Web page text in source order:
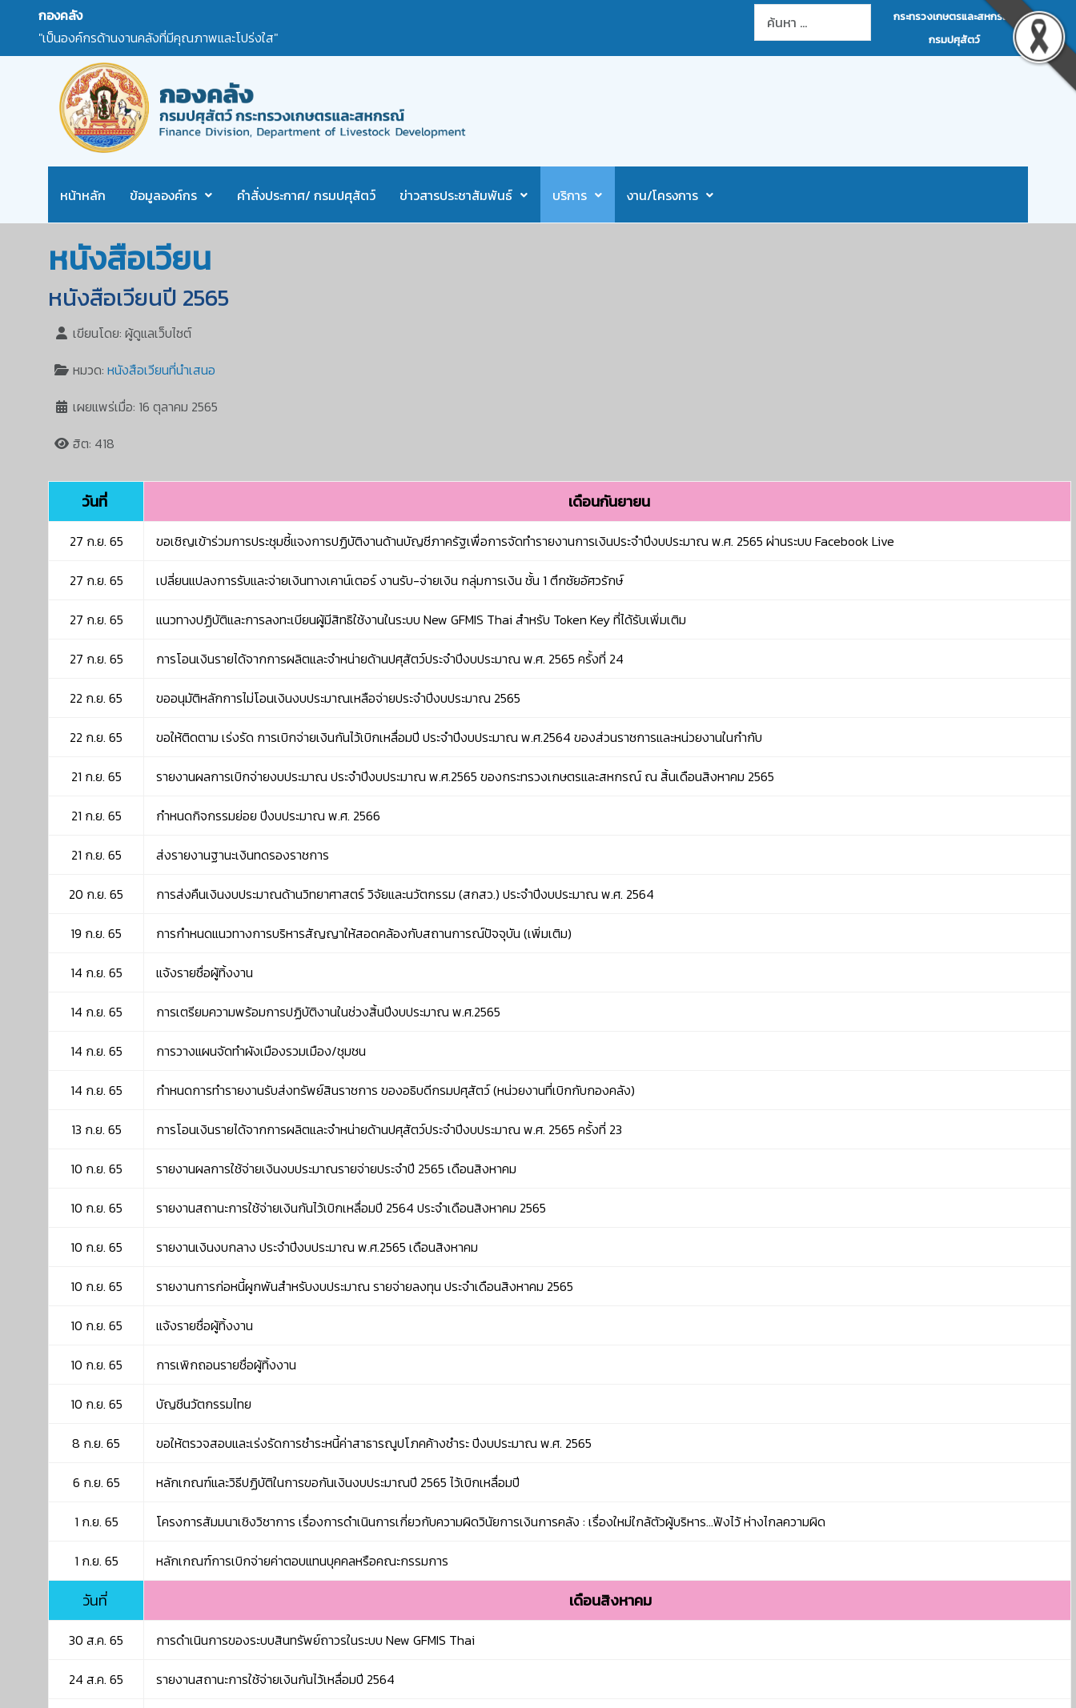
กองคลัง
"เป็นองค์กรด้านงานคลังที่มีคุณภาพและโปร่งใส"
การค้นหา
กระทรวงเกษตรและสหกรณ์
กรมปศุสัตว์
หน้าหลัก ข้อมูลองค์กร คำสั่งประกาศ/ กรมปศุสัตว์ ข่าวสารประชาสัมพันธ์ บริการ งาน/โครงการ
หนังสือเวียน
หนังสือเวียนปี 2565
เขียนโดย:ผู้ดูแลเว็บไซต์
หมวด:หนังสือเวียนที่นำเสนอ
เผยแพร่เมื่อ: 16 ตุลาคม 2565
ฮิต: 418
วันที่ เดือนกันยายน
27 ก.ย. 65 ขอเชิญเข้าร่วมการประชุมชี้แจงการปฏิบัติงานด้านบัญชีภาครัฐเพื่อการจัดทำรายงานการเงินประจำปีงบประมาณ พ.ศ. 2565 ผ่านระบบ Facebook Live
27 ก.ย. 65 เปลี่ยนแปลงการรับและจ่ายเงินทางเคาน์เตอร์ งานรับ-จ่ายเงิน กลุ่มการเงิน ชั้น 1 ตึกชัยอัศวรักษ์
27 ก.ย. 65 แนวทางปฏิบัติและการลงทะเบียนผู้มีสิทธิใช้งานในระบบ New GFMIS Thai สำหรับ Token Key ที่ได้รับเพิ่มเติม
27 ก.ย. 65 การโอนเงินรายได้จากการผลิตและจำหน่ายด้านปศุสัตว์ประจำปีงบประมาณ พ.ศ. 2565 ครั้งที่ 24
22 ก.ย. 65 ขออนุมัติหลักการไม่โอนเงินงบประมาณเหลือจ่ายประจำปีงบประมาณ 2565
22 ก.ย. 65 ขอให้ติดตาม เร่งรัด การเบิกจ่ายเงินกันไว้เบิกเหลื่อมปี ประจำปีงบประมาณ พ.ศ.2564 ของส่วนราชการและหน่วยงานในกำกับ
21 ก.ย. 65 รายงานผลการเบิกจ่ายงบประมาณ ประจำปีงบประมาณ พ.ศ.2565 ของกระทรวงเกษตรและสหกรณ์ ณ สิ้นเดือนสิงหาคม 2565
21 ก.ย. 65 กำหนดกิจกรรมย่อย ปีงบประมาณ พ.ศ. 2566
21 ก.ย. 65 ส่งรายงานฐานะเงินทดรองราชการ
20 ก.ย. 65 การส่งคืนเงินงบประมาณด้านวิทยาศาสตร์ วิจัยและนวัตกรรม (สกสว.) ประจำปีงบประมาณ พ.ศ. 2564
19 ก.ย. 65 การกำหนดแนวทางการบริหารสัญญาให้สอดคล้องกับสถานการณ์ปัจจุบัน (เพิ่มเติม)
14 ก.ย. 65 แจ้งรายชื่อผู้ทิ้งงาน
14 ก.ย. 65 การเตรียมความพร้อมการปฏิบัติงานในช่วงสิ้นปีงบประมาณ พ.ศ.2565
14 ก.ย. 65 การวางแผนจัดทำผังเมืองรวมเมือง/ชุมชน
14 ก.ย. 65 กำหนดการทำรายงานรับส่งทรัพย์สินราชการ ของอธิบดีกรมปศุสัตว์ (หน่วยงานที่เบิกกับกองคลัง)
13 ก.ย. 65 การโอนเงินรายได้จากการผลิตและจำหน่ายด้านปศุสัตว์ประจำปีงบประมาณ พ.ศ. 2565 ครั้งที่ 23
10 ก.ย. 65 รายงานผลการใช้จ่ายเงินงบประมาณรายจ่ายประจำปี 2565 เดือนสิงหาคม
10 ก.ย. 65 รายงานสถานะการใช้จ่ายเงินกันไว้เบิกเหลื่อมปี 2564 ประจำเดือนสิงหาคม 2565
10 ก.ย. 65 รายงานเงินงบกลาง ประจำปีงบประมาณ พ.ศ.2565 เดือนสิงหาคม
10 ก.ย. 65 รายงานการก่อหนี้ผูกพันสำหรับงบประมาณ รายจ่ายลงทุน ประจำเดือนสิงหาคม 2565
10 ก.ย. 65 แจ้งรายชื่อผู้ทิ้งงาน
10 ก.ย. 65 การเพิกถอนรายชื่อผู้ทิ้งงาน
10 ก.ย. 65 บัญชีนวัตกรรมไทย
8 ก.ย. 65 ขอให้ตรวจสอบและเร่งรัดการชำระหนี้ค่าสาธารณูปโภคค้างชำระ ปีงบประมาณ พ.ศ. 2565
6 ก.ย. 65 หลักเกณฑ์และวิธีปฏิบัติในการขอกันเงินงบประมาณปี 2565 ไว้เบิกเหลื่อมปี
1 ก.ย. 65 โครงการสัมมนาเชิงวิชาการ เรื่องการดำเนินการเกี่ยวกับความผิดวินัยการเงินการคลัง : เรื่องใหม่ใกล้ตัวผู้บริหาร...ฟังไว้ ห่างไกลความผิด
1 ก.ย. 65 หลักเกณฑ์การเบิกจ่ายค่าตอบแทนบุคคลหรือคณะกรรมการ
วันที่ เดือนสิงหาคม
30 ส.ค. 65 การดำเนินการของระบบสินทรัพย์ถาวรในระบบ New GFMIS Thai
24 ส.ค. 65 รายงานสถานะการใช้จ่ายเงินกันไว้เหลื่อมปี 2564